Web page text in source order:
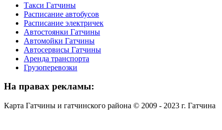
Такси Гатчины
Расписание автобусов
Расписание электричек
Автостоянки Гатчины
Автомойки Гатчины
Автосервисы Гатчины
Аренда транспорта
Грузоперевозки
На правах рекламы:
Карта Гатчины и гатчинского района © 2009 - 2023 г. Гатчина